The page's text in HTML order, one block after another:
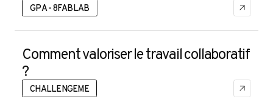
GPA - 8FABLAB
Comment valoriser le travail collaboratif
?
CHALLENGEME